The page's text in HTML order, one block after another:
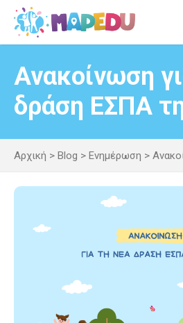
Μετάβαση
περιεχόμενο
Ανακοίνωση
δράση ΕΣΠΑ
Αρχική > Blog > Ενημέρωση >